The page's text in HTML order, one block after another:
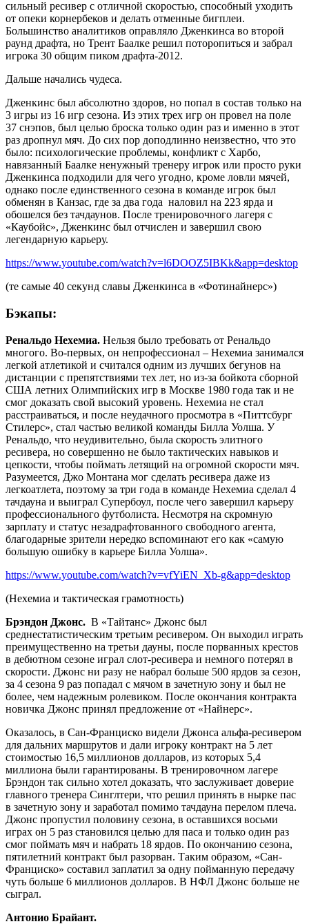
сильный ресивер c отличной скоростью, способный уходить
от опеки корнербеков и делать отменные бигплеи.
Большинство аналитиков оправляло Дженкинса во второй
раунд драфта, но Трент Баалке решил поторопиться и забрал
игрока 30 общим пиком драфта-2012.
Дальше начались чудеса.
Дженкинс был абсолютно здоров, но попал в состав только на
3 игры из 16 игр сезона. Из этих трех игр он провел на поле
37 снэпов, был целью броска только один раз и именно в этот
раз дропнул мяч. До сих пор доподлинно неизвестно, что это
было: психологические проблемы, конфликт с Харбо,
навязанный Баалке ненужный тренеру игрок или просто руки
Дженкинса подходили для чего угодно, кроме ловли мячей,
однако после единственного сезона в команде игрок был
обменян в Канзас, где за два года наловил на 223 ярда и
обошелся без тачдаунов. После тренировочного лагеря с
«Каубойс», Дженкинс был отчислен и завершил свою
легендарную карьеру.
https://www.youtube.com/watch?v=l6DOOZ5IBKk&app=desktop
(те самые 40 секунд славы Дженкинса в «Фотинайнерс»)
Бэкапы:
Ренальдо Нехемиа. Нельзя было требовать от Ренальдо
многого. Во-первых, он непрофессионал – Нехемиа занимался
легкой атлетикой и считался одним из лучших бегунов на
дистанции с препятствиями тех лет, но из-за бойкота сборной
США летних Олимпийских игр в Москве 1980 года так и не
смог доказать свой высокий уровень. Нехемиа не стал
расстраиваться, и после неудачного просмотра в «Питтсбург
Стилерс», стал частью великой команды Билла Уолша. У
Ренальдо, что неудивительно, была скорость элитного
ресивера, но совершенно не было тактических навыков и
цепкости, чтобы поймать летящий на огромной скорости мяч.
Разумеется, Джо Монтана мог сделать ресивера даже из
легкоатлета, поэтому за три года в команде Нехемиа сделал 4
тачдауна и выиграл Супербоул, после чего завершил карьеру
профессионального футболиста. Несмотря на скромную
зарплату и статус незадрафтованного свободного агента,
благодарные зрители нередко вспоминают его как «самую
большую ошибку в карьере Билла Уолша».
https://www.youtube.com/watch?v=vfYiEN_Xb-g&app=desktop
(Нехемиа и тактическая грамотность)
Брэндон Джонс. В «Тайтанс» Джонс был
среднестатистическим третьим ресивером. Он выходил играть
преимущественно на третьи дауны, после порванных крестов
в дебютном сезоне играл слот-ресивера и немного потерял в
скорости. Джонс ни разу не набрал больше 500 ярдов за сезон,
за 4 сезона 9 раз попадал с мячом в зачетную зону и был не
более, чем надежным ролевиком. После окончания контракта
новичка Джонс принял предложение от «Найнерс».
Оказалось, в Сан-Франциско видели Джонса альфа-ресивером
для дальних маршрутов и дали игроку контракт на 5 лет
стоимостью 16,5 миллионов долларов, из которых 5,4
миллиона были гарантированы. В тренировочном лагере
Брэндон так сильно хотел доказать, что заслуживает доверие
главного тренера Синглтери, что решил принять в нырке пас
в зачетную зону и заработал помимо тачдауна перелом плеча.
Джонс пропустил половину сезона, в оставшихся восьми
играх он 5 раз становился целью для паса и только один раз
смог поймать мяч и набрать 18 ярдов. По окончанию сезона,
пятилетний контракт был разорван. Таким образом, «Сан-
Франциско» составил заплатил за одну пойманную передачу
чуть больше 6 миллионов долларов. В НФЛ Джонс больше не
сыграл.
Антонио Брайант.